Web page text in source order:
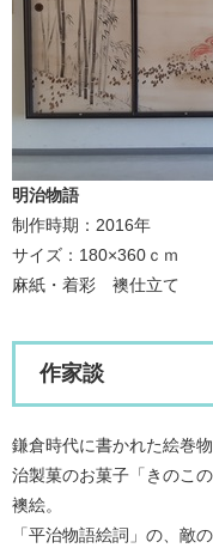
明治物語
制作時期：2016年
サイズ：180×360ｃｍ
麻紙・着彩 襖仕立て
作家談
鎌倉時代に書かれた絵巻
治製菓のお菓子「きのこ
襖絵。
「平治物語絵詞」の、敵